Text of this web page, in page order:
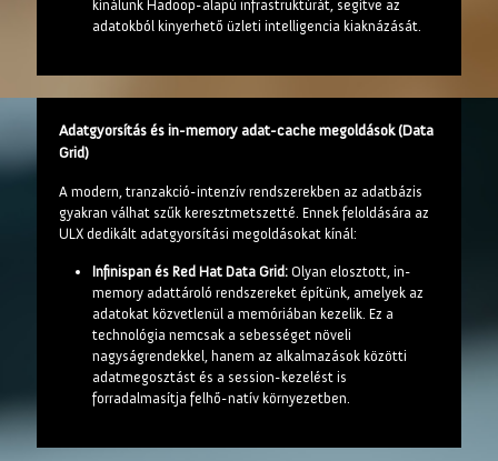
kínálunk Hadoop-alapú infrastruktúrát, segítve az
adatokból kinyerhető üzleti intelligencia kiaknázását.
Adatgyorsítás és in-memory adat-cache megoldások (Data
Grid)
A modern, tranzakció-intenzív rendszerekben az adatbázis
gyakran válhat szűk keresztmetszetté. Ennek feloldására az
ULX dedikált adatgyorsítási megoldásokat kínál:
Infinispan és Red Hat Data Grid: Olyan elosztott, in-
memory adattároló rendszereket építünk, amelyek az
adatokat közvetlenül a memóriában kezelik. Ez a
technológia nemcsak a sebességet növeli
nagyságrendekkel, hanem az alkalmazások közötti
adatmegosztást és a session-kezelést is
forradalmasítja felhő-natív környezetben.